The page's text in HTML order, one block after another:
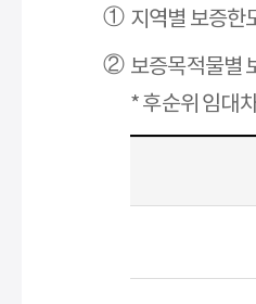
지역별 보증한
보증목적물별
* 후순위 임대